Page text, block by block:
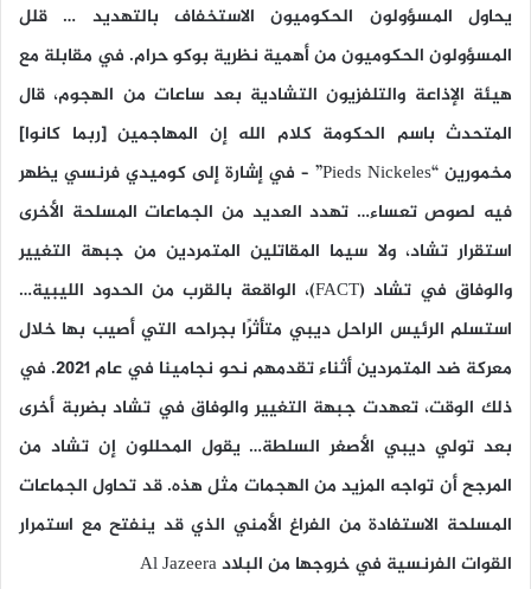
يحاول المسؤولون الحكوميون الاستخفاف بالتهديد … قلل
المسؤولون الحكوميون من أهمية نظرية بوكو حرام. في مقابلة مع
هيئة الإذاعة والتلفزيون التشادية بعد ساعات من الهجوم، قال
المتحدث باسم الحكومة كلام الله إن المهاجمين [ربما كانوا]
مخمورين “Pieds Nickeles” – في إشارة إلى كوميدي فرنسي يظهر
فيه لصوص تعساء… تهدد العديد من الجماعات المسلحة الأخرى
استقرار تشاد، ولا سيما المقاتلين المتمردين من جبهة التغيير
والوفاق في تشاد (FACT)، الواقعة بالقرب من الحدود الليبية…
استسلم الرئيس الراحل ديبي متأثرًا بجراحه التي أصيب بها خلال
معركة ضد المتمردين أثناء تقدمهم نحو نجامينا في عام 2021. في
ذلك الوقت، تعهدت جبهة التغيير والوفاق في تشاد بضربة أخرى
بعد تولي ديبي الأصغر السلطة… يقول المحللون إن تشاد من
المرجح أن تواجه المزيد من الهجمات مثل هذه. قد تحاول الجماعات
المسلحة الاستفادة من الفراغ الأمني ​​الذي قد ينفتح مع استمرار
القوات الفرنسية في خروجها من البلاد Al Jazeera